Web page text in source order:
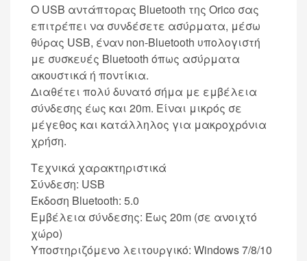
Ο USB αντάπτορας Bluetooth της Orico σας
επιτρέπει να συνδέσετε ασύρματα, μέσω
θύρας USB, έναν non-Bluetooth υπολογιστή
με συσκευές Bluetooth όπως ασύρματα
ακουστικά ή ποντίκια.
Διαθέτει πολύ δυνατό σήμα με εμβέλεια
σύνδεσης έως και 20m. Είναι μικρός σε
μέγεθος και κατάλληλος για μακροχρόνια
χρήση.
Τεχνικά χαρακτηριστικά
Σύνδεση: USB
Έκδοση Bluetooth: 5.0
Εμβέλεια σύνδεσης: Έως 20m (σε ανοιχτό
χώρο)
Υποστηριζόμενο λειτουργικό: Windows 7/8/10